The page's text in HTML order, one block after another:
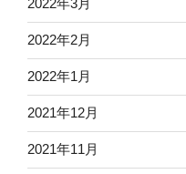
2022年3月
2022年2月
2022年1月
2021年12月
2021年11月